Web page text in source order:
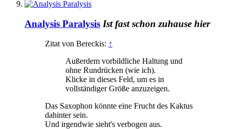
Analysis Paralysis Ist fast schon zuhause hier
Zitat von Bereckis: ↑
Außerdem vorbildliche Haltung und
ohne Rundrücken (wie ich).
Klicke in dieses Feld, um es in
vollständiger Größe anzuzeigen.
Das Saxophon könnte eine Frucht des Kaktus
dahinter sein.
Und irgendwie sieht's verbogen aus.